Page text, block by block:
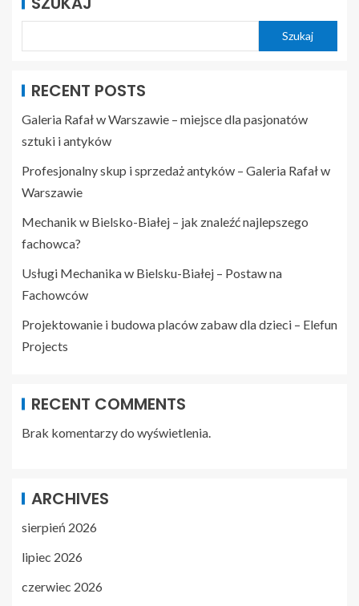
Szukaj
RECENT POSTS
Galeria Rafał w Warszawie – miejsce dla pasjonatów
sztuki i antyków
Profesjonalny skup i sprzedaż antyków – Galeria Rafał w
Warszawie
Mechanik w Bielsko-Białej – jak znaleźć najlepszego
fachowca?
Usługi Mechanika w Bielsku-Białej – Postaw na
Fachowców
Projektowanie i budowa placów zabaw dla dzieci – Elefun
Projects
RECENT COMMENTS
Brak komentarzy do wyświetlenia.
ARCHIVES
sierpień 2026
lipiec 2026
czerwiec 2026